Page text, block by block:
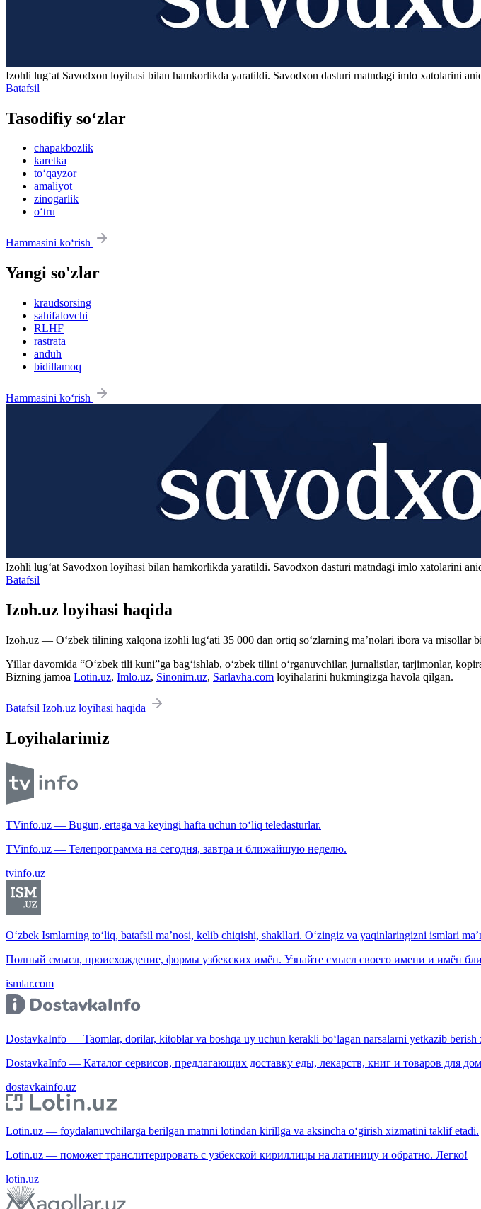
Izohli lugʻat Savodxon loyihasi bilan hamkorlikda yaratildi. Savodxon dasturi matndagi imlo xatolarini
Batafsil
Tasodifiy so‘zlar
chapakbozlik
karetka
to‘qayzor
amaliyot
zinogarlik
o‘tru
Hammasini ko‘rish
Yangi so'zlar
kraudsorsing
sahifalovchi
RLHF
rastrata
anduh
bidillamoq
Hammasini ko‘rish
Izohli lugʻat Savodxon loyihasi bilan hamkorlikda yaratildi. Savodxon dasturi matndagi imlo xatolarini
Batafsil
Izoh.uz loyihasi haqida
Izoh.uz — O‘zbek tilining xalqona izohli lug‘ati 35 000 dan ortiq so‘zlarning ma’nolari ibora va misollar
Yillar davomida “O‘zbek tili kuni”ga bag‘ishlab, o‘zbek tilini o‘rganuvchilar, jurnalistlar, tarjimonlar,
Bizning jamoa Lotin.uz, Imlo.uz, Sinonim.uz, Sarlavha.com loyihalarini hukmingizga havola qilgan.
Batafsil Izoh.uz loyihasi haqida
Loyihalarimiz
TVinfo.uz — Bugun, ertaga va keyingi hafta uchun to‘liq teledasturlar.
TVinfo.uz — Телепрограмма на сегодня, завтра и ближайшую неделю.
tvinfo.uz
O‘zbek Ismlarning to‘liq, batafsil ma’nosi, kelib chiqishi, shakllari. O‘zingiz va yaqinlaringizni ismlari
Полный смысл, происхождение, формы узбекских имён. Узнайте смысл своего имени и имён
ismlar.com
DostavkaInfo — Taomlar, dorilar, kitoblar va boshqa uy uchun kerakli bo‘lagan narsalarni yetkazib berish
DostavkaInfo — Каталог сервисов, предлагающих доставку еды, лекарств, книг и товаров для
dostavkainfo.uz
Lotin.uz — foydalanuvchilarga berilgan matnni lotindan kirillga va aksincha o‘girish xizmatini taklif etadi.
Lotin.uz — поможет транслитерировать с узбекской кириллицы на латиницу и обратно. Легко!
lotin.uz